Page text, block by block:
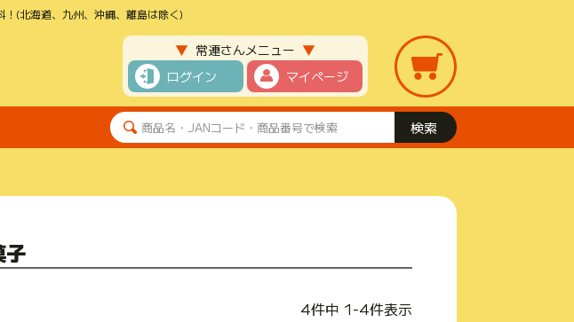
(北海道、九州、沖縄、離島は除く)
▼ 常連さんメニュー ▼
ログイン マイページ
子
4件中 1-4件表示